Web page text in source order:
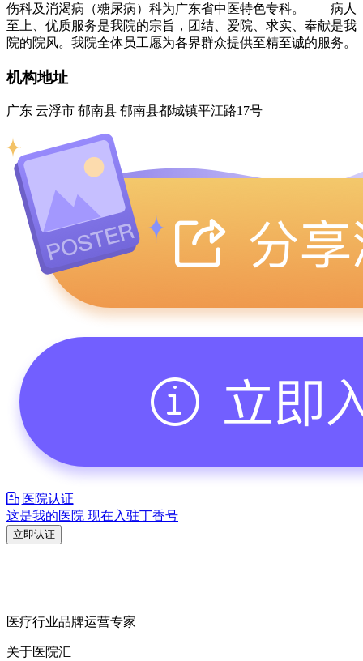
伤科及消渴病（糖尿病）科为广东省中医特色专科。 病人
至上、优质服务是我院的宗旨，团结、爱院、求实、奉献是我
院的院风。我院全体员工愿为各界群众提供至精至诚的服务。
机构地址
广东 云浮市 郁南县 郁南县都城镇平江路17号
医院认证
这是我的医院 现在入驻丁香号
立即认证
医疗行业品牌运营专家
关于医院汇